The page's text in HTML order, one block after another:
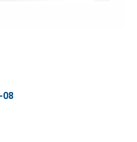
08